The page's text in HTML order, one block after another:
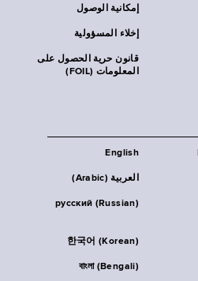
إمكانية الوصول
إخلاء المسؤولية
قانون حرية الحصول على
المعلومات (FOIL)
English
العربية (Arabic)
русский (Russian)
한국어 (Korean)
বাংলা (Bengali)